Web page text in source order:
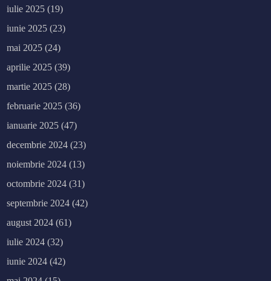
iulie 2025 (19)
iunie 2025 (23)
mai 2025 (24)
aprilie 2025 (39)
martie 2025 (28)
februarie 2025 (36)
ianuarie 2025 (47)
decembrie 2024 (23)
noiembrie 2024 (13)
octombrie 2024 (31)
septembrie 2024 (42)
august 2024 (61)
iulie 2024 (32)
iunie 2024 (42)